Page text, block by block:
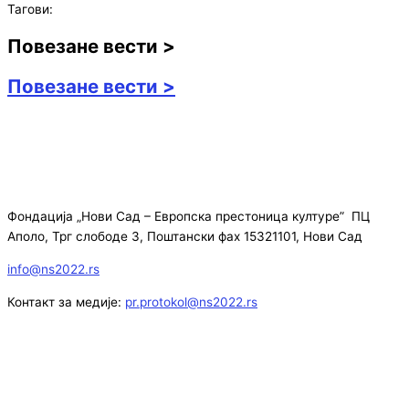
Тагови:
Повезане вести >
Повезане вести >
Фондација „Нови Сад – Европска престоница културе” ПЦ
Аполо, Трг слободе 3, Поштански фах 15321101, Нови Сад
info@ns2022.rs
Контакт за медије: pr.protokol@ns2022.rs